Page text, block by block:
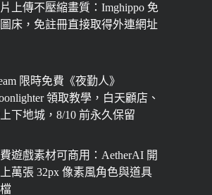
上傳不壓縮畫質：Imghippo 免
床，免註冊直接取得外連網址
限時免費《夜勤人》
領取教學，白天顧店、
下地城，8/10 前永久保留
遊戲素材可商用：AetherAI 開
萬張 32px 像素風角色與道具